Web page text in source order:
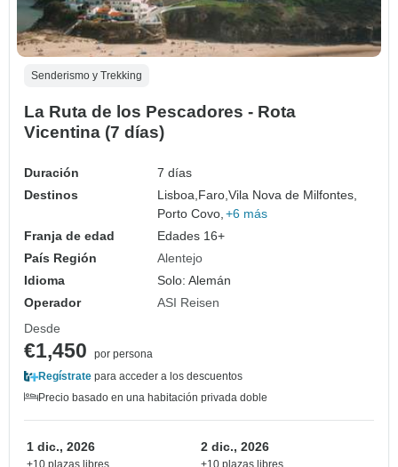
Senderismo y Trekking
La Ruta de los Pescadores - Rota
Vicentina (7 días)
Duración
7 días
Destinos
Lisboa,Faro,Vila Nova de Milfontes,
Porto Covo, +6 más
Franja de edad
Edades 16+
País Región
Alentejo
Idioma
Solo: Alemán
Operador
ASI Reisen
Desde
€1,450
por persona
Regístrate para acceder a los descuentos
Precio basado en una habitación privada doble
1 dic., 2026 2 dic., 2026